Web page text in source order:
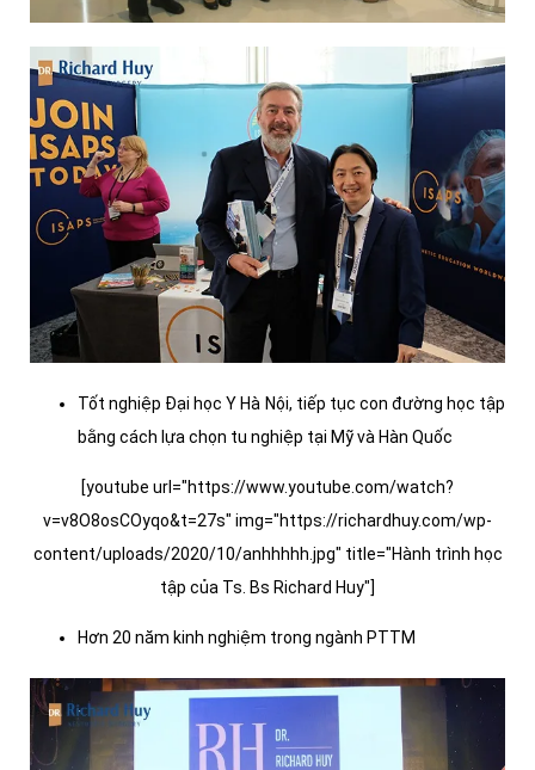
Tốt nghiệp Đại học Y Hà Nội, tiếp tục con đường học tập
bằng cách lựa chọn tu nghiệp tại Mỹ và Hàn Quốc
[youtube url="https://www.youtube.com/watch?
v=v8O8osCOyqo&t=27s" img="https://richardhuy.com/wp-
content/uploads/2020/10/anhhhhh.jpg" title="Hành trình học
tập của Ts. Bs Richard Huy"]
Hơn 20 năm kinh nghiệm trong ngành PTTM